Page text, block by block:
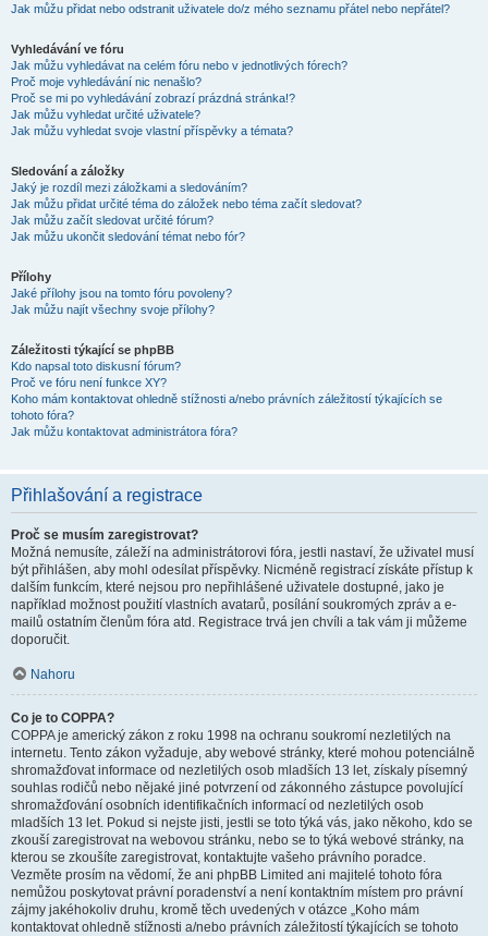
Jak můžu přidat nebo odstranit uživatele do/z mého seznamu přátel nebo nepřátel?
Vyhledávání ve fóru
Jak můžu vyhledávat na celém fóru nebo v jednotlivých fórech?
Proč moje vyhledávání nic nenašlo?
Proč se mi po vyhledávání zobrazí prázdná stránka!?
Jak můžu vyhledat určité uživatele?
Jak můžu vyhledat svoje vlastní příspěvky a témata?
Sledování a záložky
Jaký je rozdíl mezi záložkami a sledováním?
Jak můžu přidat určité téma do záložek nebo téma začít sledovat?
Jak můžu začít sledovat určité fórum?
Jak můžu ukončit sledování témat nebo fór?
Přílohy
Jaké přílohy jsou na tomto fóru povoleny?
Jak můžu najít všechny svoje přílohy?
Záležitosti týkající se phpBB
Kdo napsal toto diskusní fórum?
Proč ve fóru není funkce XY?
Koho mám kontaktovat ohledně stížnosti a/nebo právních záležitostí týkajících se
tohoto fóra?
Jak můžu kontaktovat administrátora fóra?
Přihlašování a registrace
Proč se musím zaregistrovat?
Možná nemusíte, záleží na administrátorovi fóra, jestli nastaví, že uživatel musí
být přihlášen, aby mohl odesílat příspěvky. Nicméně registrací získáte přístup k
dalším funkcím, které nejsou pro nepřihlášené uživatele dostupné, jako je
například možnost použití vlastních avatarů, posílání soukromých zpráv a e-
mailů ostatním členům fóra atd. Registrace trvá jen chvíli a tak vám ji můžeme
doporučit.
Nahoru
Co je to COPPA?
COPPA je americký zákon z roku 1998 na ochranu soukromí nezletilých na
internetu. Tento zákon vyžaduje, aby webové stránky, které mohou potenciálně
shromažďovat informace od nezletilých osob mladších 13 let, získaly písemný
souhlas rodičů nebo nějaké jiné potvrzení od zákonného zástupce povolující
shromažďování osobních identifikačních informací od nezletilých osob
mladších 13 let. Pokud si nejste jisti, jestli se toto týká vás, jako někoho, kdo se
zkouší zaregistrovat na webovou stránku, nebo se to týká webové stránky, na
kterou se zkoušíte zaregistrovat, kontaktujte vašeho právního poradce.
Vezměte prosím na vědomí, že ani phpBB Limited ani majitelé tohoto fóra
nemůžou poskytovat právní poradenství a není kontaktním místem pro právní
zájmy jakéhokoliv druhu, kromě těch uvedených v otázce „Koho mám
kontaktovat ohledně stížnosti a/nebo právních záležitostí týkajících se tohoto